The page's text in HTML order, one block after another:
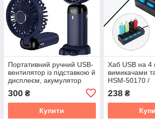
Портативний ручний USB-
вентилятор із підставкою й
дисплеєм, акумулятор
швидкостей
300 ₴
Купити
Хаб USB на 4
вимикачами
HSM-50170 /
238₴